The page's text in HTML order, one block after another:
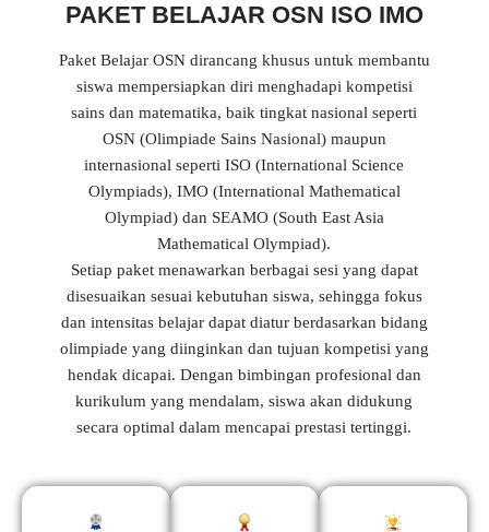
PAKET BELAJAR OSN ISO IMO
Paket Belajar OSN dirancang khusus untuk membantu
siswa mempersiapkan diri menghadapi kompetisi
sains dan matematika, baik tingkat nasional seperti
OSN (Olimpiade Sains Nasional) maupun
internasional seperti ISO (International Science
Olympiads), IMO (International Mathematical
Olympiad) dan SEAMO (South East Asia
Mathematical Olympiad).
Setiap paket menawarkan berbagai sesi yang dapat
disesuaikan sesuai kebutuhan siswa, sehingga fokus
dan intensitas belajar dapat diatur berdasarkan bidang
olimpiade yang diinginkan dan tujuan kompetisi yang
hendak dicapai. Dengan bimbingan profesional dan
kurikulum yang mendalam, siswa akan didukung
secara optimal dalam mencapai prestasi tertinggi.